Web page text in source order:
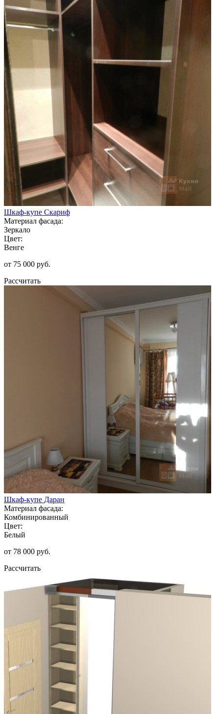
Шкаф-купе Скариф
Материал фасада:
Зеркало
Цвет:
Венге
от 75 000 руб.
Рассчитать
Шкаф-купе Даран
Материал фасада:
Комбинированный
Цвет:
Белый
от 78 000 руб.
Рассчитать